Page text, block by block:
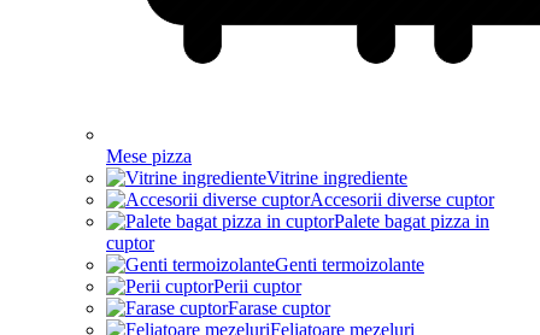
Mese pizza
Vitrine ingrediente
Accesorii diverse cuptor
Palete bagat pizza in
cuptor
Genti termoizolante
Perii cuptor
Farase cuptor
Feliatoare mezeluri